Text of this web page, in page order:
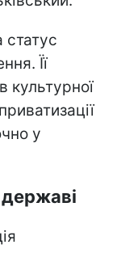
статус
Її
культурної
у